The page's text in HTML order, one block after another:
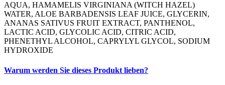
AQUA, HAMAMELIS VIRGINIANA (WITCH HAZEL)
WATER, ALOE BARBADENSIS LEAF JUICE, GLYCERIN,
ANANAS SATIVUS FRUIT EXTRACT, PANTHENOL,
LACTIC ACID, GLYCOLIC ACID, CITRIC ACID,
PHENETHYL ALCOHOL, CAPRYLYL GLYCOL, SODIUM
HYDROXIDE
Warum werden Sie dieses Produkt lieben?